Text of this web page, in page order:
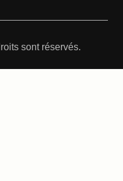
sont réservés.